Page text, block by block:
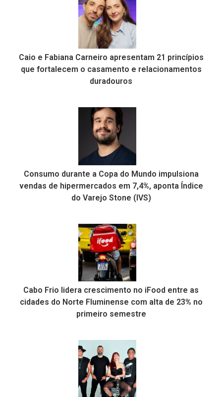
Caio e Fabiana Carneiro apresentam 21 princípios
que fortalecem o casamento e relacionamentos
duradouros
Consumo durante a Copa do Mundo impulsiona
vendas de hipermercados em 7,4%, aponta Índice
do Varejo Stone (IVS)
Cabo Frio lidera crescimento no iFood entre as
cidades do Norte Fluminense com alta de 23% no
primeiro semestre